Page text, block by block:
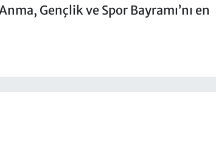
Gençlik ve Spor Bayramı’nı en